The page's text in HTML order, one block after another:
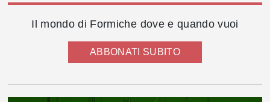
Il mondo di Formiche dove e quando vuoi
ABBONATI SUBITO